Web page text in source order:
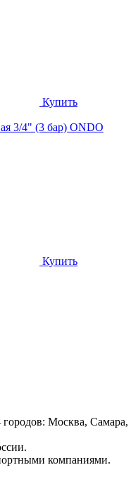
Купить
3/4" (3 бар) ONDO
Купить
городов: Москва, Самара,
компаниями.